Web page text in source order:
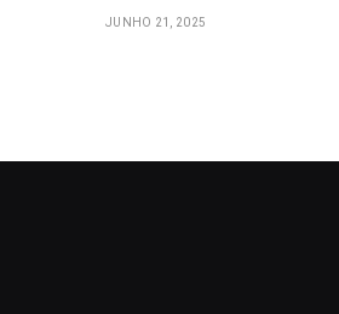
JUNHO 21, 2025